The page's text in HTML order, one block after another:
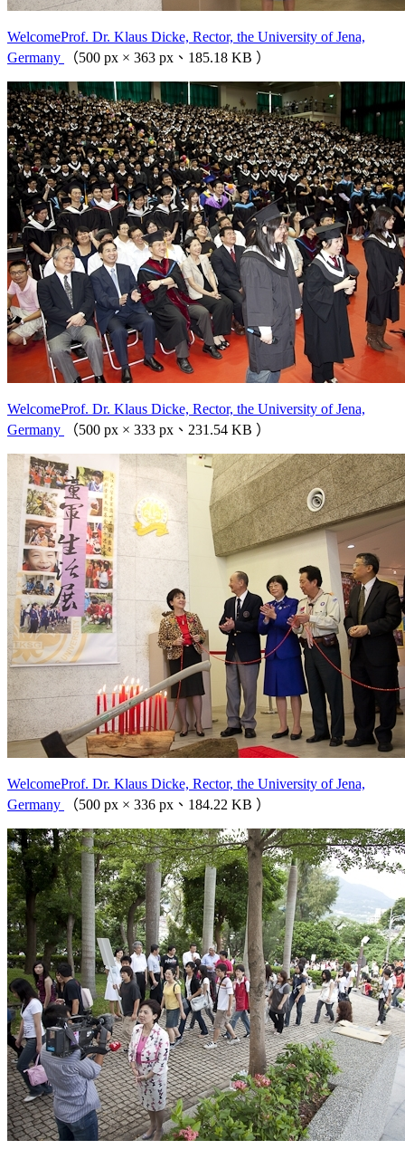
WelcomeProf. Dr. Klaus Dicke, Rector, the University of Jena,
Germany
（500 px × 363 px、185.18 KB ）
WelcomeProf. Dr. Klaus Dicke, Rector, the University of Jena,
Germany
（500 px × 333 px、231.54 KB ）
WelcomeProf. Dr. Klaus Dicke, Rector, the University of Jena,
Germany
（500 px × 336 px、184.22 KB ）